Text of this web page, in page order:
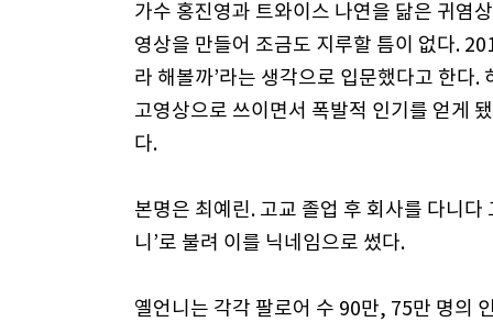
가수 홍진영과 트와이스 나연을 닮은 귀염
영상을 만들어 조금도 지루할 틈이 없다.
라 해볼까’라는 생각으로 입문했다고 한다
고영상으로 쓰이면서 폭발적 인기를 얻게
다.
본명은 최예린. 고교 졸업 후 회사를 다니
니’로 불려 이를 닉네임으로 썼다.
옐언니는 각각 팔로어 수 90만, 75만 명의